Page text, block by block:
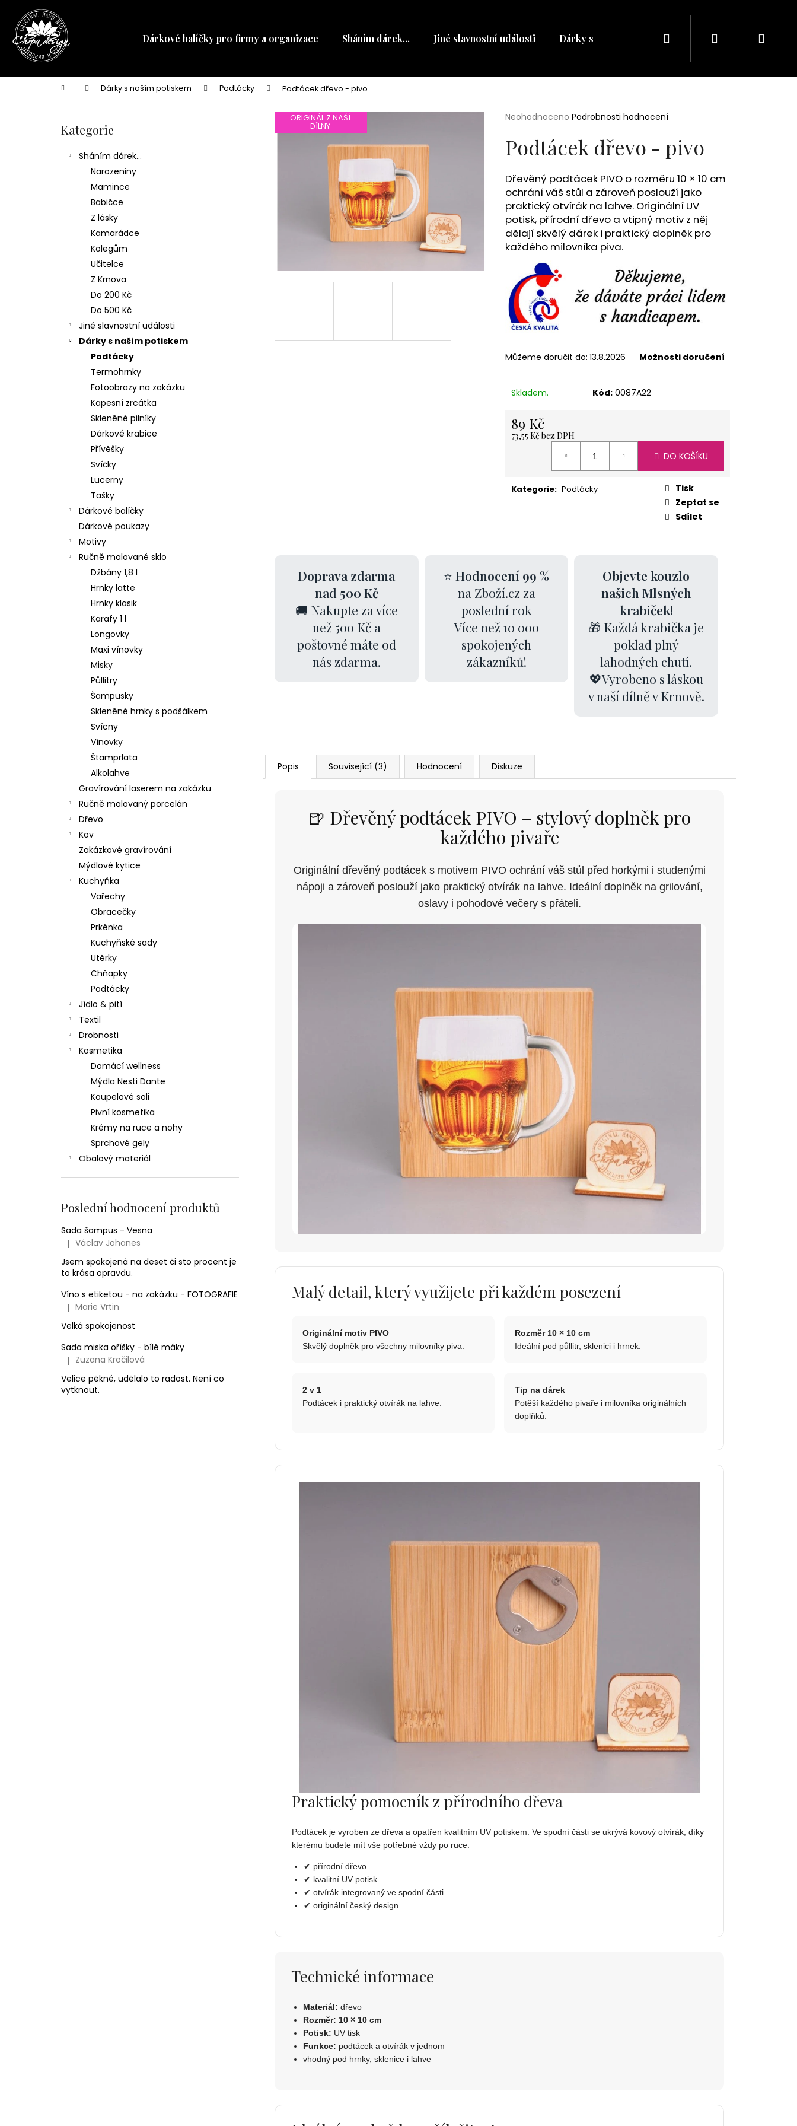
obsah
Dárkové balíčky pro firmy a organizace Sháním dárek... Jiné slavnostní události Dárky s naším potiskem Dárkové balíčky
Přihlášení
Domů Dárky s naším potiskem Podtácky Podtácek dřevo - pivo
Přeskočit
kategorie
Kategorie
Sháním dárek...
Narozeniny
Mamince
Babičce
Z lásky
Kamarádce
Kolegům
Učitelce
Z Krnova
Do 200 Kč
Do 500 Kč
Jiné slavnostní události
Dárky s naším potiskem
Podtácky
Termohrnky
Fotoobrazy na zakázku
Kapesní zrcátka
Skleněné pilníky
Dárkové krabice
Přívěšky
Svíčky
Lucerny
Tašky
Dárkové balíčky
Dárkové poukazy
Motivy
Ručně malované sklo
Džbány 1,8 l
Hrnky latte
Hrnky klasik
Karafy 1 l
Longovky
Maxi vínovky
Misky
Půllitry
Šampusky
Skleněné hrnky s podšálkem
Svícny
Vínovky
Štamprlata
Alkolahve
Gravírování laserem na zakázku
Ručně malovaný porcelán
Dřevo
Kov
Zakázkové gravírování
Mýdlové kytice
Kuchyňka
Vařechy
Obracečky
Prkénka
Kuchyňské sady
Utěrky
Chňapky
Podtácky
Jídlo & pití
Textil
Drobnosti
Kosmetika
Domácí wellness
Mýdla Nesti Dante
Koupelové soli
Pivní kosmetika
Krémy na ruce a nohy
Sprchové gely
Obalový materiál
Poslední hodnocení produktů
Sada šampus - Vesna
Hodnocení produktu je 5 z 5 hvězdiček.
| Václav Johanes
Jsem spokojenà na deset či sto procent je
to krása opravdu.
Víno s etiketou - na zakázku - FOTOGRAFIE
Hodnocení produktu je 5 z 5 hvězdiček.
| Marie Vrtin
Velká spokojenost
Sada miska oříšky - bílé máky
Hodnocení produktu je 5 z 5 hvězdiček.
| Zuzana Kročilová
Velice pěkné, udělalo to radost. Není co
vytknout.
Průměrné
produktu
je
z
5
hvězdiček.
Neohodnoceno Podrobnosti hodnocení
Podtácek dřevo - pivo
Dřevěný podtácek PIVO o rozměru 10 × 10 cm
ochrání váš stůl a zároveň poslouží jako
praktický otvírák na lahve. Originální UV
potisk, přírodní dřevo a vtipný motiv z něj
dělají skvělý dárek i praktický doplněk pro
každého milovníka piva.
Můžeme doručit do: 13.8.2026 Možnosti doručení
Skladem. Kód: 0087A22
89 Kč
73,55 Kč bez DPH
DO KOŠÍKU
Kategorie: Podtácky
Tisk
Zeptat se
Sdílet
ORIGINÁL Z NAŠÍ
DÍLNY
Doprava zdarma
nad 500 Kč
🚚 Nakupte za více
než 500 Kč a
poštovné máte od
nás zdarma.
⭐ Hodnocení 99 %
na Zboží.cz za
poslední rok
Více než 10 000
spokojených
zákazníků!
Objevte kouzlo
našich Mlsných
krabiček!
🎁 Každá krabička je
poklad plný
lahodných chutí.
💖Vyrobeno s láskou
v naší dílně v Krnově.
Popis Související (3) Hodnocení Diskuze
🍺 Dřevěný podtácek PIVO – stylový doplněk pro
každého pivaře
Originální dřevěný podtácek s motivem PIVO ochrání váš stůl před horkými i studenými
nápoji a zároveň poslouží jako praktický otvírák na lahve. Ideální doplněk na grilování,
oslavy i pohodové večery s přáteli.
Malý detail, který využijete při každém posezení
Originální motiv PIVO
Skvělý doplněk pro všechny milovníky piva.
Rozměr 10 × 10 cm
Ideální pod půllitr, sklenici i hrnek.
2 v 1
Podtácek i praktický otvírák na lahve.
Tip na dárek
Potěší každého pivaře i milovníka originálních
doplňků.
Praktický pomocník z přírodního dřeva
Podtácek je vyroben ze dřeva a opatřen kvalitním UV potiskem. Ve spodní části se ukrývá kovový otvírák, díky
kterému budete mít vše potřebné vždy po ruce.
✔ přírodní dřevo
✔ kvalitní UV potisk
✔ otvírák integrovaný ve spodní části
✔ originální český design
Technické informace
Materiál: dřevo
Rozměr: 10 × 10 cm
Potisk: UV tisk
Funkce: podtácek a otvírák v jednom
vhodný pod hrnky, sklenice i lahve
Zpět
do
obchodu
Zpět
do
obchodu
HLEDAT
Doporučujeme
Následující
NEREZOVÁ LŽIČKA - NA ZAKÁZKU 17
KARTONOVÁ STŘÍŽ 1 KG